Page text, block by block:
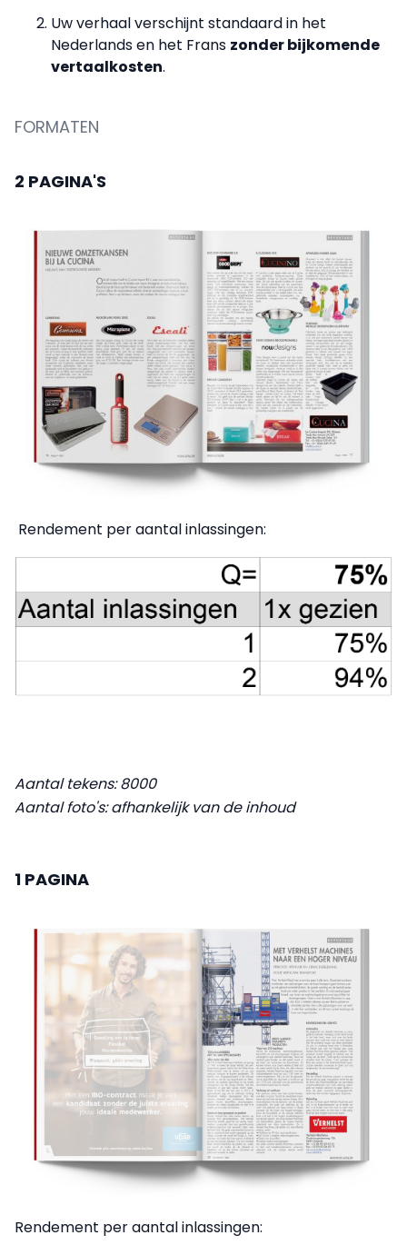
Uw verhaal verschijnt standaard in het
Nederlands en het Frans zonder bijkomende
vertaalkosten.
FORMATEN
2 PAGINA'S
Rendement per aantal inlassingen:
Aantal tekens: 8000
Aantal foto's: afhankelijk van de inhoud
1 PAGINA
Rendement per aantal inlassingen: